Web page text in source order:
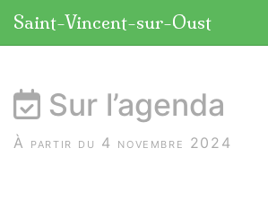
Saint-Vincent-sur-Oust
Sur l’agenda
À partir du 4 novembre 2024
Panneau de gestion des cookies